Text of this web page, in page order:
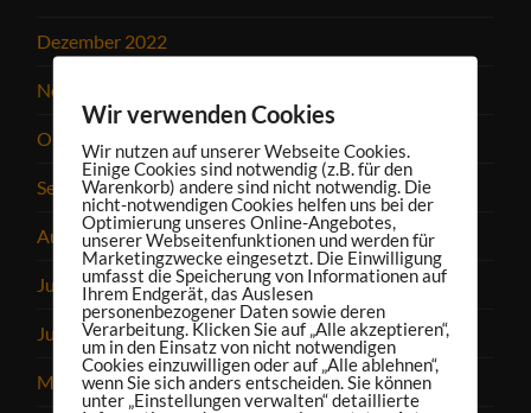
Dezember 2022
November 2022
Oktober 2022
September 2022
August 2022
Juli 2022
Juni 2022
Mai 2022
Wir verwenden Cookies
Wir nutzen auf unserer Webseite Cookies.
Einige Cookies sind notwendig (z.B. für den
Warenkorb) andere sind nicht notwendig. Die
nicht-notwendigen Cookies helfen uns bei der
Optimierung unseres Online-Angebotes,
unserer Webseitenfunktionen und werden für
Marketingzwecke eingesetzt. Die Einwilligung
umfasst die Speicherung von Informationen auf
Ihrem Endgerät, das Auslesen
personenbezogener Daten sowie deren
Verarbeitung. Klicken Sie auf „Alle akzeptieren“,
um in den Einsatz von nicht notwendigen
Cookies einzuwilligen oder auf „Alle ablehnen“,
wenn Sie sich anders entscheiden. Sie können
unter „Einstellungen verwalten“ detaillierte